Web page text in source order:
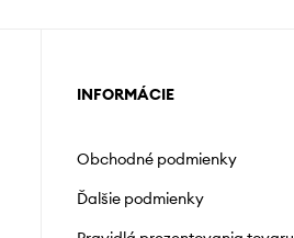
INFORMÁCIE
Obchodné podmienky
Ďalšie podmienky